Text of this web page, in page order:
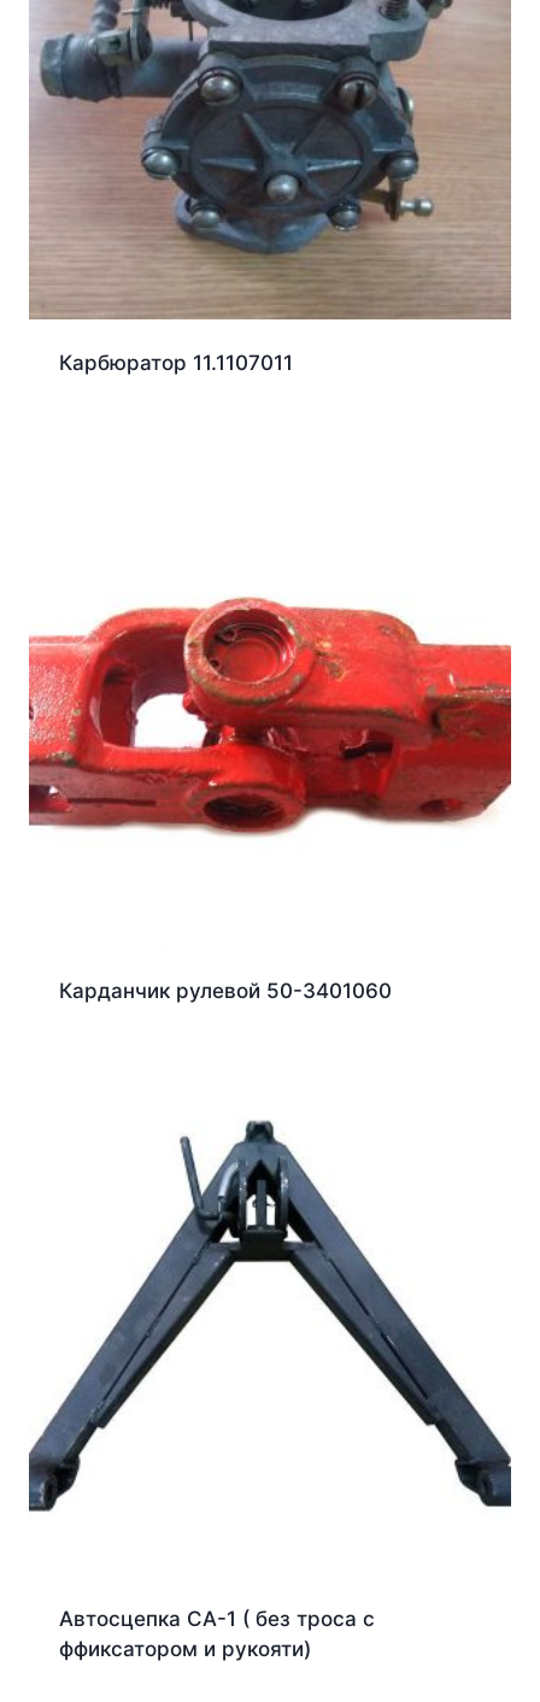
Карбюратор 11.1107011
Карданчик рулевой 50-3401060
Автосцепка СА-1 ( без троса с
ффиксатором и рукояти)